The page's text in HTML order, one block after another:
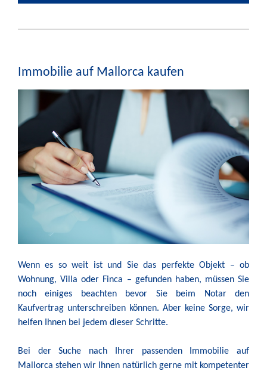
Immobilie auf Mallorca kaufen
Wenn es so weit ist und Sie das perfekte Objekt – ob
Wohnung, Villa oder Finca – gefunden haben, müssen Sie
noch einiges beachten bevor Sie beim Notar den
Kaufvertrag unterschreiben können. Aber keine Sorge, wir
helfen Ihnen bei jedem dieser Schritte.
Bei der Suche nach Ihrer passenden Immobilie auf
Mallorca stehen wir Ihnen natürlich gerne mit kompetenter